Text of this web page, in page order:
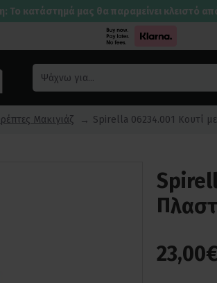
Το κατάστημά μας θα παραμείνει κλειστό
Μακιγιάζ Spirella 06234.001 Κουτί
23,00€